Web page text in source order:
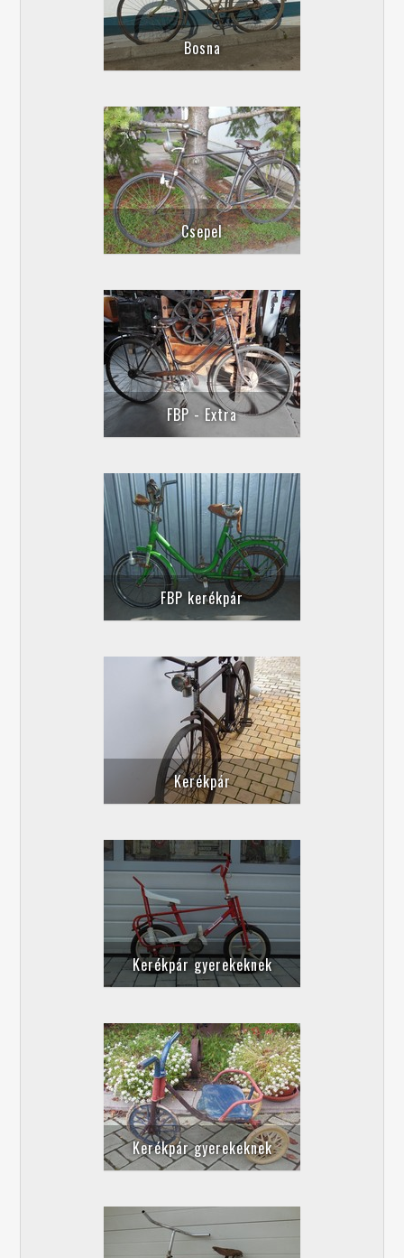
Bosna
Csepel
FBP - Extra
FBP kerékpár
Kerékpár
Kerékpár gyerekeknek
Kerékpár gyerekeknek